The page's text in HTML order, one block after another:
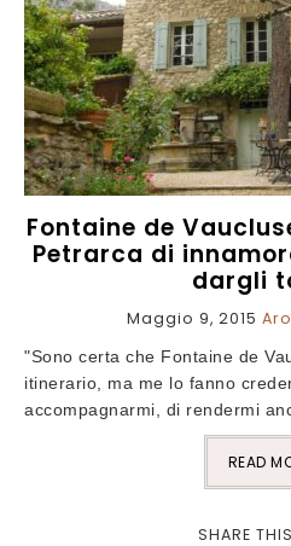
Fontaine de
Petrarca di
dargli
Maggio 9, 2015
"Sono certa che Fontaine de
itinerario, ma me lo fanno
accompagnarmi, di rendermi
READ
SHARE